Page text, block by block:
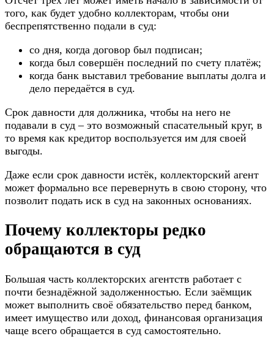
того, как будет удобно коллекторам, чтобы они
беспрепятственно подали в суд:
со дня, когда договор был подписан;
когда был совершён последний по счету платёж;
когда банк выставил требование выплаты долга и
дело передаётся в суд.
Срок давности для должника, чтобы на него не
подавали в суд – это возможный спасательный круг, в
то время как кредитор воспользуется им для своей
выгоды.
Даже если срок давности истёк, коллекторский агент
может формально все перевернуть в свою сторону, что
позволит подать иск в суд на законных основаниях.
Почему коллекторы редко
обращаются в суд
Большая часть коллекторских агентств работает с
почти безнадёжной задолженностью. Если заёмщик
может выполнить своё обязательство перед банком,
имеет имущество или доход, финансовая организация
чаще всего обращается в суд самостоятельно.